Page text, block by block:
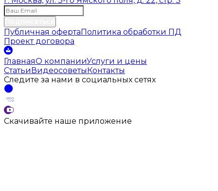
Публичная офертаПолитика обработки ПД
Проект договора
ГлавнаяО компанииУслуги и цены
СтатьиВидеосоветыКонтакты
Следите за нами в социальных сетях
Скачивайте наше приложение